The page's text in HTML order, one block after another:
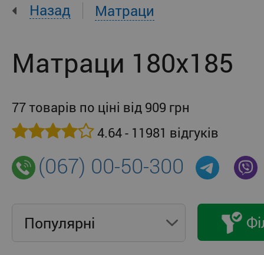
Назад Матраци
Матраци 180x185
77 товарів по ціні від 909 грн
4.64 - 11981 відгуків
(067) 00-50-300
Популярнi